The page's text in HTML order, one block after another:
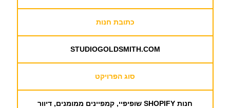
כתובת חנות
STUDIOGOLDSMITH.COM
סוג הפרויקט
חנות SHOPIFY שופיפיי, קמפיינים ממומנים,
דיוור